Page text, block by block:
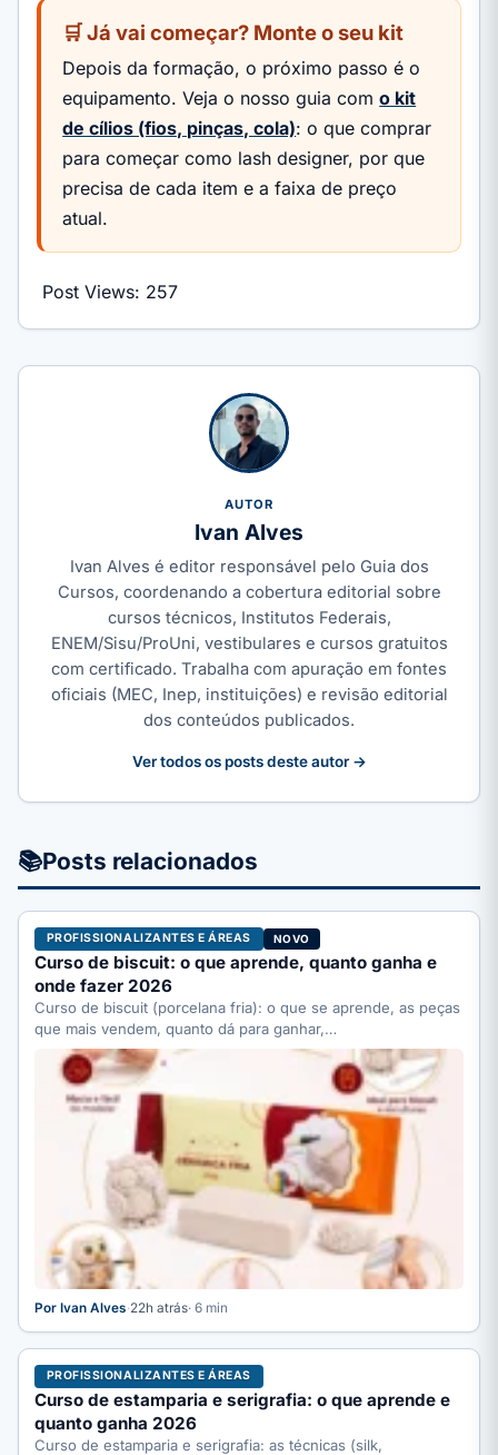
🛒 Já vai começar? Monte o seu kit
Depois da formação, o próximo passo é o
equipamento. Veja o nosso guia como kit
de cílios (fios, pinças, cola): o que comprar
para começar como lash designer, por que
precisa de cada item e a faixa de preço
atual.
Post Views: 257
AUTOR
Ivan Alves
Ivan Alves é editor responsável pelo Guia dos
Cursos, coordenando a cobertura editorial sobre
cursos técnicos, Institutos Federais,
ENEM/Sisu/ProUni, vestibulares e cursos gratuitos
com certificado. Trabalha com apuração em fontes
oficiais (MEC, Inep, instituições) e revisão editorial
dos conteúdos publicados.
Ver todos os posts deste autor →
📚Posts relacionados
PROFISSIONALIZANTES E ÁREAS NOVO
Curso de biscuit: o que aprende, quanto ganha e
onde fazer 2026
Curso de biscuit (porcelana fria): o que se aprende, as peças
que mais vendem, quanto dá para ganhar,…
Por Ivan Alves·22h atrás· 6 min
PROFISSIONALIZANTES E ÁREAS
Curso de estamparia e serigrafia: o que aprende e
quanto ganha 2026
Curso de estamparia e serigrafia: as técnicas (silk,